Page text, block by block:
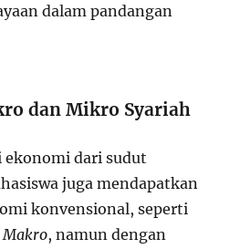
dalam pandangan
dan Mikro Syariah
ekonomi dari sudut
juga mendapatkan
konvensional, seperti
Makro, namun dengan